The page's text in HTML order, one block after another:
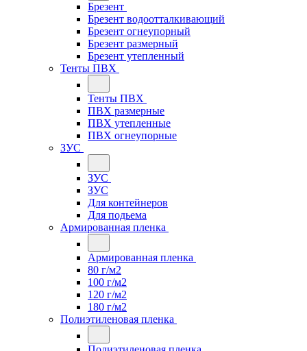
Брезент
Брезент водоотталкивающий
Брезент огнеупорный
Брезент размерный
Брезент утепленный
Тенты ПВХ
Тенты ПВХ
ПВХ размерные
ПВХ утепленные
ПВХ огнеупорные
ЗУС
ЗУС
ЗУС
Для контейнеров
Для подьема
Армированная пленка
Армированная пленка
80 г/м2
100 г/м2
120 г/м2
180 г/м2
Полиэтиленовая пленка